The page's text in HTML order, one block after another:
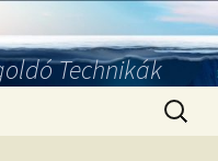
Technikák